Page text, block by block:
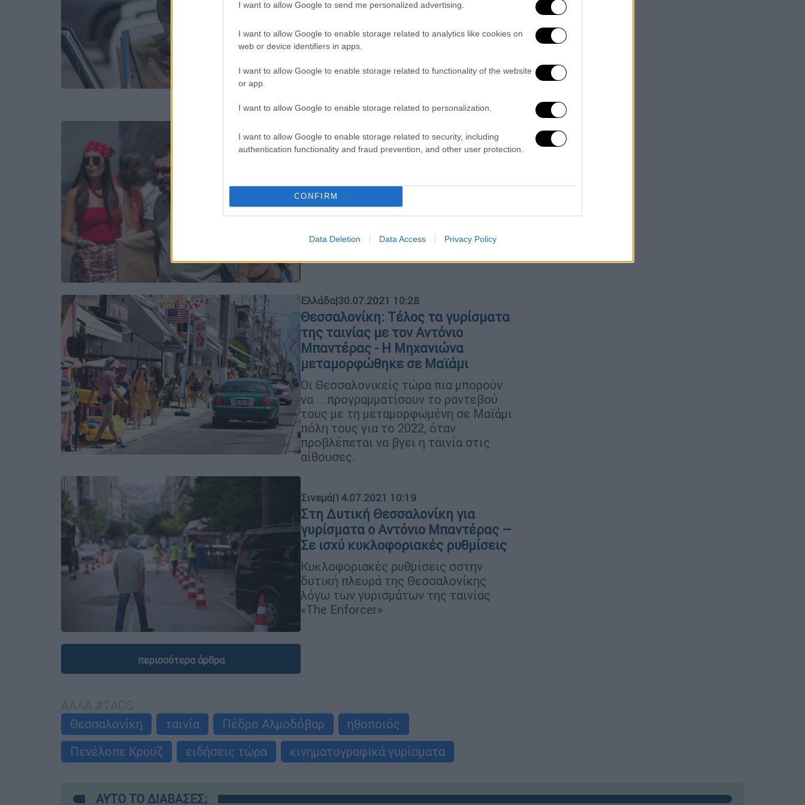
I want to allow Google to send me personalized advertising.
I want to allow Google to enable storage related to analytics like cookies on
web or device identifiers in apps.
I want to allow Google to enable storage related to functionality of the website
or app.
I want to allow Google to enable storage related to personalization.
I want to allow Google to enable storage related to security, including
authentication functionality and fraud prevention, and other user protection.
CONFIRM
Data Deletion Data Access Privacy Policy
Με εντατικούς ρυθμούς συνεχίζονται
Expendables 4» στη Θεσσαλονίκη, με
πρωταγωνιστές τους Σιλβέστερ
Γκαρσία, Μέγκαν Φόξ, Κέρτις «50
Ελλάδα|13.11.2021 20:08
παραγωγές στην πόλη
Τουλάχιστον τέσσερις
κινηματογραφικές παραγωγές
έρχονται το 2022 στη Θεσσαλονίκη
Ελλάδα|30.07.2021 10:28
Θεσσαλονίκη: Τέλος τα γυρίσματα
της ταινίας με τον Αντόνιο
Μπαντέρας - Η Μηχανιώνα
μεταμορφώθηκε σε Μαϊάμι
Οι Θεσσαλονικείς τώρα πια μπορούν
να ...προγραμματίσουν το ραντεβού
τους με τη μεταμορφωμένη σε Μαϊάμι
πόλη τους για το 2022, όταν
προβλέπεται να βγει η ταινία στις
αίθουσες.
Σινεμά|14.07.2021 10:19
Στη Δυτική Θεσσαλονίκη για
γυρίσματα ο Αντόνιο Μπαντέρας –
Σε ισχύ κυκλοφοριακές ρυθμίσεις
Κυκλοφοριακές ρυθμίσεις σστην
δυτική πλευρά της Θεσσαλονίκης
λόγω των γυρισμάτων της ταινίας
«The Enforcer»
περισσότερα άρθρα
Θεσσαλονίκη
ταινία Πέδρο Αλμοδόβαρ
ηθοποιός
Πενέλοπε Κρουζ
ειδήσεις τώρα κινηματογραφικά γυρίσματα
ΑΥΤΟ ΤΟ ΔΙΑΒΑΣΕΣ;